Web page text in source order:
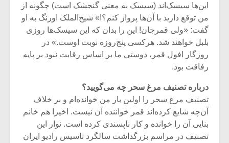
این‌ها سیسک‌اند (سیسک به معنی گنجشک است) چگونه از
من توقع دارید با آن‌ها پرواز کنم؟!» شیخ‌الملک اورنگ به او
گفت: «ولی قمرجان! این را بدان که این سیسک‌ها روزی
بلبل خواهند شد. هرکسی پنج‌روزه نوبت اوست.» در
روزگار افول قمر، دوستی ما بر اساس رقابت نبود بر پایه‌
رفاقت بود.
درباره‌ تصنیف مرغ سحر چه می‌گویید؟
تصنیف مرغ سحر را اولین بار من خوانده‌ام و بر خلاف
آن‌چه شایع کرده‌اند قمر خواننده‌ آن نیست. اخیرا هم خانم
بنایی آن را خوانده و کار ناپسندی کرده است. نوار این
تصنیف در مراسم بزرگداشت سالگرد تاسیس رادیو ایران
میکلوش روژا
یادداشتی بر موسیقی
متن فیلم «متری
شیش و نیم»
موریس ژار
موسیقی
برگزار